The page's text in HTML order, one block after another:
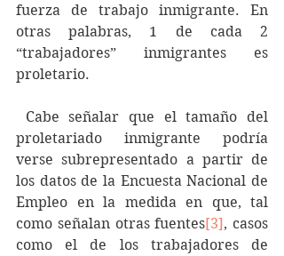
fuerza de trabajo inmigrante. En
otras palabras, 1 de cada 2
“trabajadores” inmigrantes es
proletario.
proletariado inmigrante podría
verse subrepresentado a partir de
los datos de la Encuesta Nacional de
Empleo en la medida en que, tal
como señalan otras fuentes[3], casos